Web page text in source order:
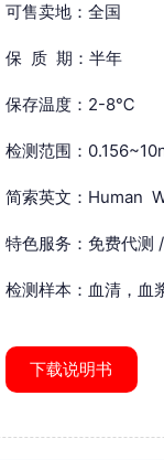
可售卖地：全国
保 质 期：半年
保存温度：2-8℃
检测范围：
简索英文：Human
特色服务：免费代测
检测样本：血清，血
下载说明书